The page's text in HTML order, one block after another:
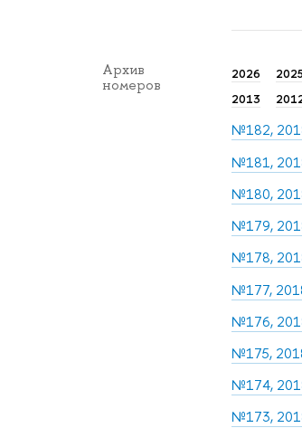
Архив
номеров
2026
2013
№182,
№181,
№180,
№179,
№178,
№177,
№176,
№175,
№174,
№173,